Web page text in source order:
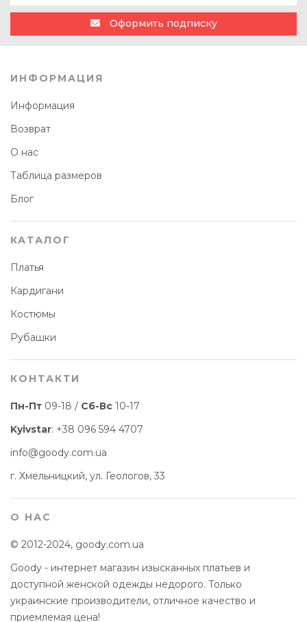
Оформить подписку
ИНФОРМАЦИЯ
Информация
Возврат
О нас
Таблица размеров
Блог
КАТАЛОГ
Платья
Кардигани
Костюмы
Рубашки
КОНТАКТИ
Пн-Пт 09-18 / Сб-Вс 10-17
Kyivstar: +38 096 594 4707
info@goody.com.ua
г. Хмельницкий, ул. Геологов, 33
О НАС
© 2012-2024, goody.com.ua
Goody - интернет магазин изысканных платьев и
доступной женской одежды недорого. Только
украинские производители, отличное качество и
приемлемая цена!